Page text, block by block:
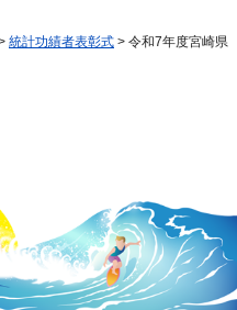
統計功績者表彰式 > 令和7年度宮崎県